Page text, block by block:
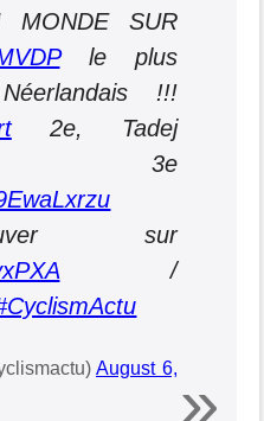
MONDE SUR
le plus
!!!
2e, Tadej
sur
/
August 6,